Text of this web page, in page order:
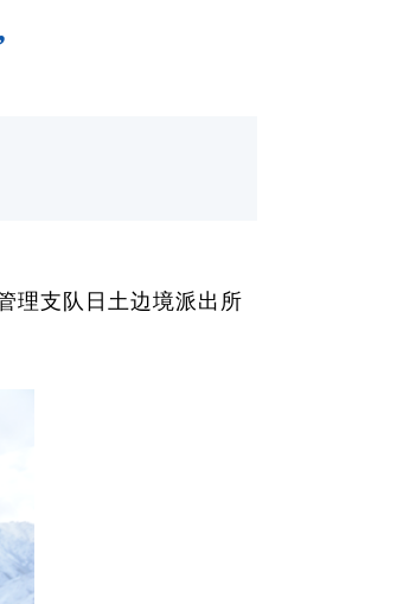
理支队日土边境派出所